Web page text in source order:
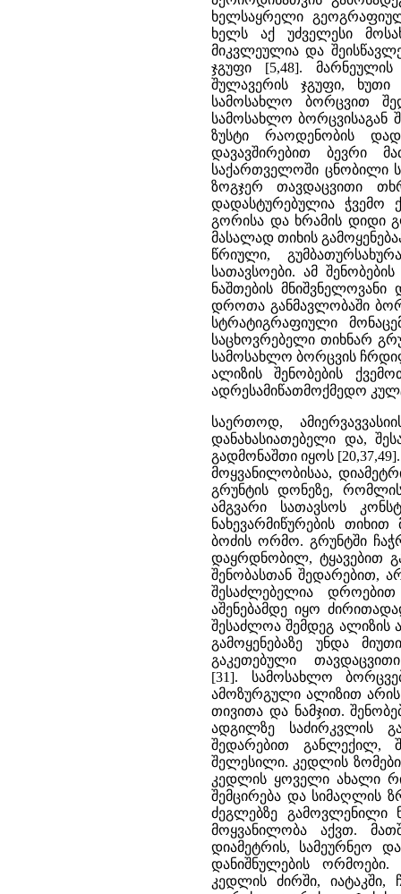
ხელსაყრელი
ხელს აქ უძველესი
მიკვლეულია და
ჯგუფი [5,48].
შულავერის ჯგუფი, ხუთი
სამოსახლო ბორცვით
სამოსახლო ბორცვისაგან
ზუსტი რაოდენობის
დავავშირებით ბევრი
საქართველოში ცნობილი
ზოგჯერ თავდაცვითი
დადასტურებულია ჭვემო
გორისა და ხრამის დიდი
მასალად თიხის
წრიული,
სათავსოები. ამ
ნაშთების
დროთა განმავლობაში
სტრატიგრაფიული
საცხოვრებელი თიხნარ
სამოსახლო ბორცვის
ალიზის შენობების
ადრესამიწათმოქმედო
საერთოდ,
დანახასიათებელი და,
გადმონაშთი იყოს
მოყვანილობისაა,
გრუნტის დონეზე,
ამგვარი სათავსოს
ნახევარმიწურების
ბოძის ორმო. გრუნტში
დაყრდნობილ, ტყავებით
შენობასთან შედარებით,
შესაძლებელია
აშენებამდე იყო
შესაძლოა შემდეგ ალიზის
გამოყენებაზე უნდა
გაკეთებული
[31]. სამოსახლო
ამოზურგული ალიზით არის
თივითა და ნამჯით.
ადგილზე საძირკვლის
შედარებით განლექილ,
შელესილი. კედლის ზომები
კედლის ყოველი ახალი
შემცირება და სიმაღლის
ძეგლებზე გამოვლენილი
მოყვანილობა აქვთ.
დიამეტრის, სამეურნეო
დანიშნულების
კედლის ძირში, იატაკში,